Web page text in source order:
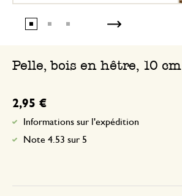
Pelle, bois en hêtre, 10 cm
2,95 €
Informations sur l'expédition
Note 4.53 sur 5